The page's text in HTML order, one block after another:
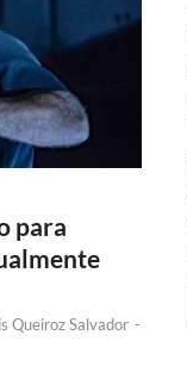
para
Queiroz Salvador -